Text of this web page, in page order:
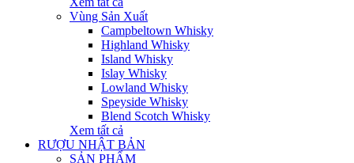
Vùng Sản Xuất
Campbeltown Whisky
Highland Whisky
Island Whisky
Islay Whisky
Lowland Whisky
Speyside Whisky
Blend Scotch Whisky
Xem tất cả
RƯỢU NHẬT BẢN
SẢN PHẨM